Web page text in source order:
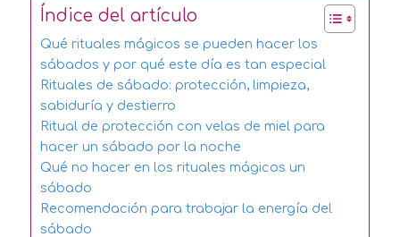
Índice del artículo
Qué rituales mágicos se pueden hacer los
sábados y por qué este día es tan especial
Rituales de sábado: protección, limpieza,
sabiduría y destierro
Ritual de protección con velas de miel para
hacer un sábado por la noche
Qué no hacer en los rituales mágicos un
sábado
Recomendación para trabajar la energía del
sábado